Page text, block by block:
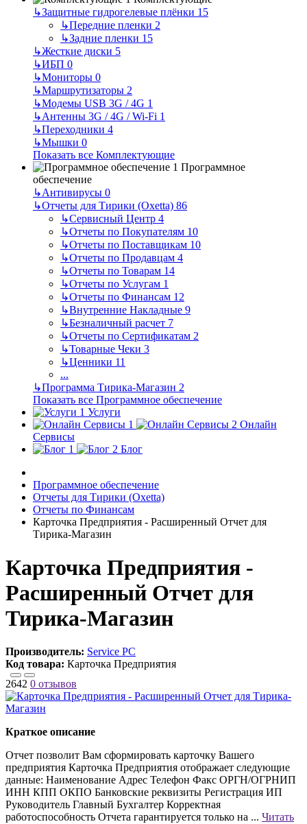
↳Защитные гидрогелевые плёнки 15
↳Передние пленки 2
↳Задние пленки 15
↳Жесткие диски 5
↳ИБП 0
↳Мониторы 0
↳Маршрутизаторы 2
↳Модемы USB 3G / 4G 1
↳Антенны 3G / 4G / Wi-Fi 1
↳Переходники 4
↳Мышки 0
Показать все Комплектующие
Программное
обеспечение
↳Антивирусы 0
↳Отчеты для Тирики (Oxetta) 86
↳Сервисный Центр 4
↳Отчеты по Покупателям 10
↳Отчеты по Поставщикам 10
↳Отчеты по Продавцам 4
↳Отчеты по Товарам 14
↳Отчеты по Услугам 1
↳Отчеты по Финансам 12
↳Внутренние Накладные 9
↳Безналичный расчет 7
↳Отчеты по Сертификатам 2
↳Товарные Чеки 3
↳Ценники 11
...
↳Программа Тирика-Магазин 2
Показать все Программное обеспечение
Услуги
Онлайн
Сервисы
Блог
Программное обеспечение
Отчеты для Тирики (Oxetta)
Отчеты по Финансам
Карточка Предприятия - Расширенный Отчет для
Тирика-Магазин
Карточка Предприятия -
Расширенный Отчет для
Тирика-Магазин
Производитель: Service PC
Код товара: Карточка Предприятия
2642 0 отзывов
Краткое описание
Отчет позволит Вам сформировать карточку Вашего
предприятия Карточка Предприятия отображает следующие
данные: Наименование Адрес Телефон Факс ОРГН/ОГРНИП
ИНН КПП ОКПО Банковские реквизиты Регистрация ИП
Руководитель Главный Бухгалтер Корректная
работоспособность Отчета гарантируется только на ... Читать